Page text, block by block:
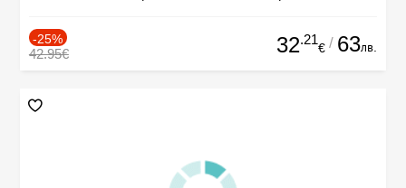
-25%
42.95€ 32.21
€ / 63лв.